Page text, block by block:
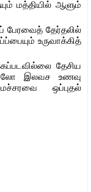
மத்தியில் ஆளும்
பேரவைத் தேர்தலில்
உருவாக்கித்
தேசிய
இலவச உணவு
ஒப்புதல்